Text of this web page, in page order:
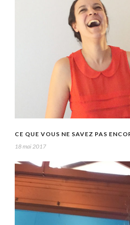
CE QUE VOUS NE SAVEZ PAS
18 mai 2017